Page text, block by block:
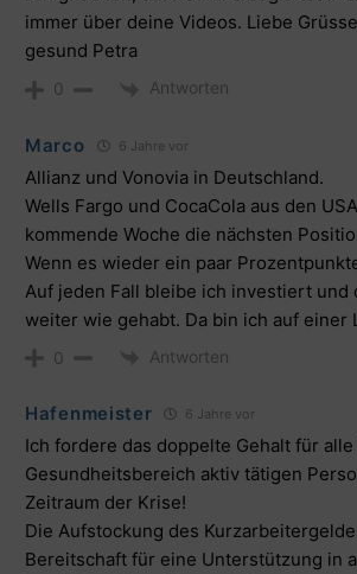
immer über deine Videos. Liebe
gesund Petra
0 Antworten
Marco 6 Jahre vor
Allianz und Vonovia in Deutschland.
Wells Fargo und CocaCola aus den
kommende Woche die nächsten
Wenn es wieder ein paar
Auf jeden Fall bleibe ich investiert und
weiter wie gehabt. Da bin ich auf einer
0 Antworten
Hafenmeister 6 Jahre vor
Ich fordere das doppelte Gehalt für alle
Gesundheitsbereich aktiv tätigen
Zeitraum der Krise!
Die Aufstockung des
Bereitschaft für eine Unterstützung in